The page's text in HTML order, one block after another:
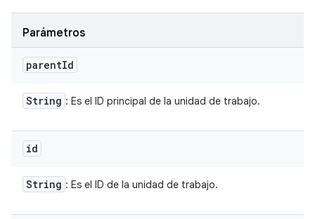
Parámetros
parentId
String : Es el ID principal de la unidad de trabajo.
id
String : Es el ID de la unidad de trabajo.